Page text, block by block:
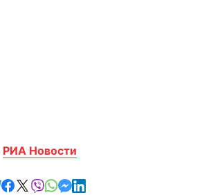
РИА Новости
отправить в Telegram
поделиться в Facebook
поделиться в X
отправить в Viber
отправить в Whatsapp
отправить в Messenger
отправить в LinkedIn